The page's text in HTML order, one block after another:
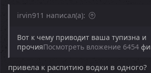
irvin911 написал(а):
Вот к чему приводит ваша тупизна и
прочияПосмотреть вложение 6454
привела к распитию водки в одного?